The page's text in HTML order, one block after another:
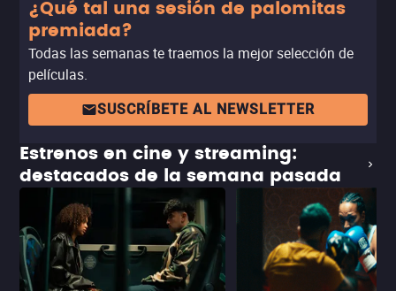
¿Qué tal una sesión de palomitas
premiada?
Todas las semanas te traemos la mejor selección de
películas.
SUSCRÍBETE AL NEWSLETTER
Estrenos en cine y streaming:
destacados de la semana pasada